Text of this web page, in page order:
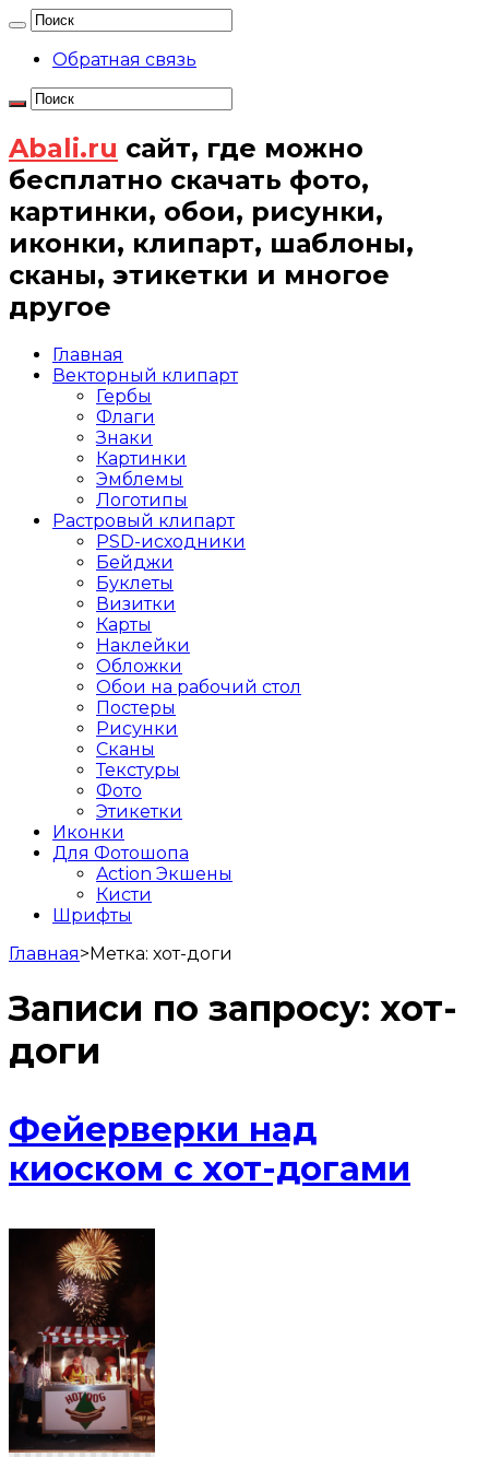
Обратная связь
Abali.ru сайт, где можно
бесплатно скачать фото,
картинки, обои, рисунки,
иконки, клипарт, шаблоны,
сканы, этикетки и многое
другое
Главная
Векторный клипарт
Гербы
Флаги
Знаки
Картинки
Эмблемы
Логотипы
Растровый клипарт
PSD-исходники
Бейджи
Буклеты
Визитки
Карты
Наклейки
Обложки
Обои на рабочий стол
Постеры
Рисунки
Сканы
Текстуры
Фото
Этикетки
Иконки
Для Фотошопа
Action Экшены
Кисти
Шрифты
Главная>Метка: хот-доги
Записи по запросу: хот-
доги
Фейерверки над
киоском с хот-догами